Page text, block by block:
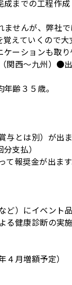
までの工程作
せんが、弊社
えていくので大
ーションも取り
関西〜九州）●
齢３５歳。
とは別）が出ま
支払）
報奨金が出ます
ど）にイベント
健康診断の実施
月増額予定）